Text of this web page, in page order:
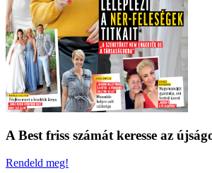
A Best friss számát keresse az
Rendeld meg!